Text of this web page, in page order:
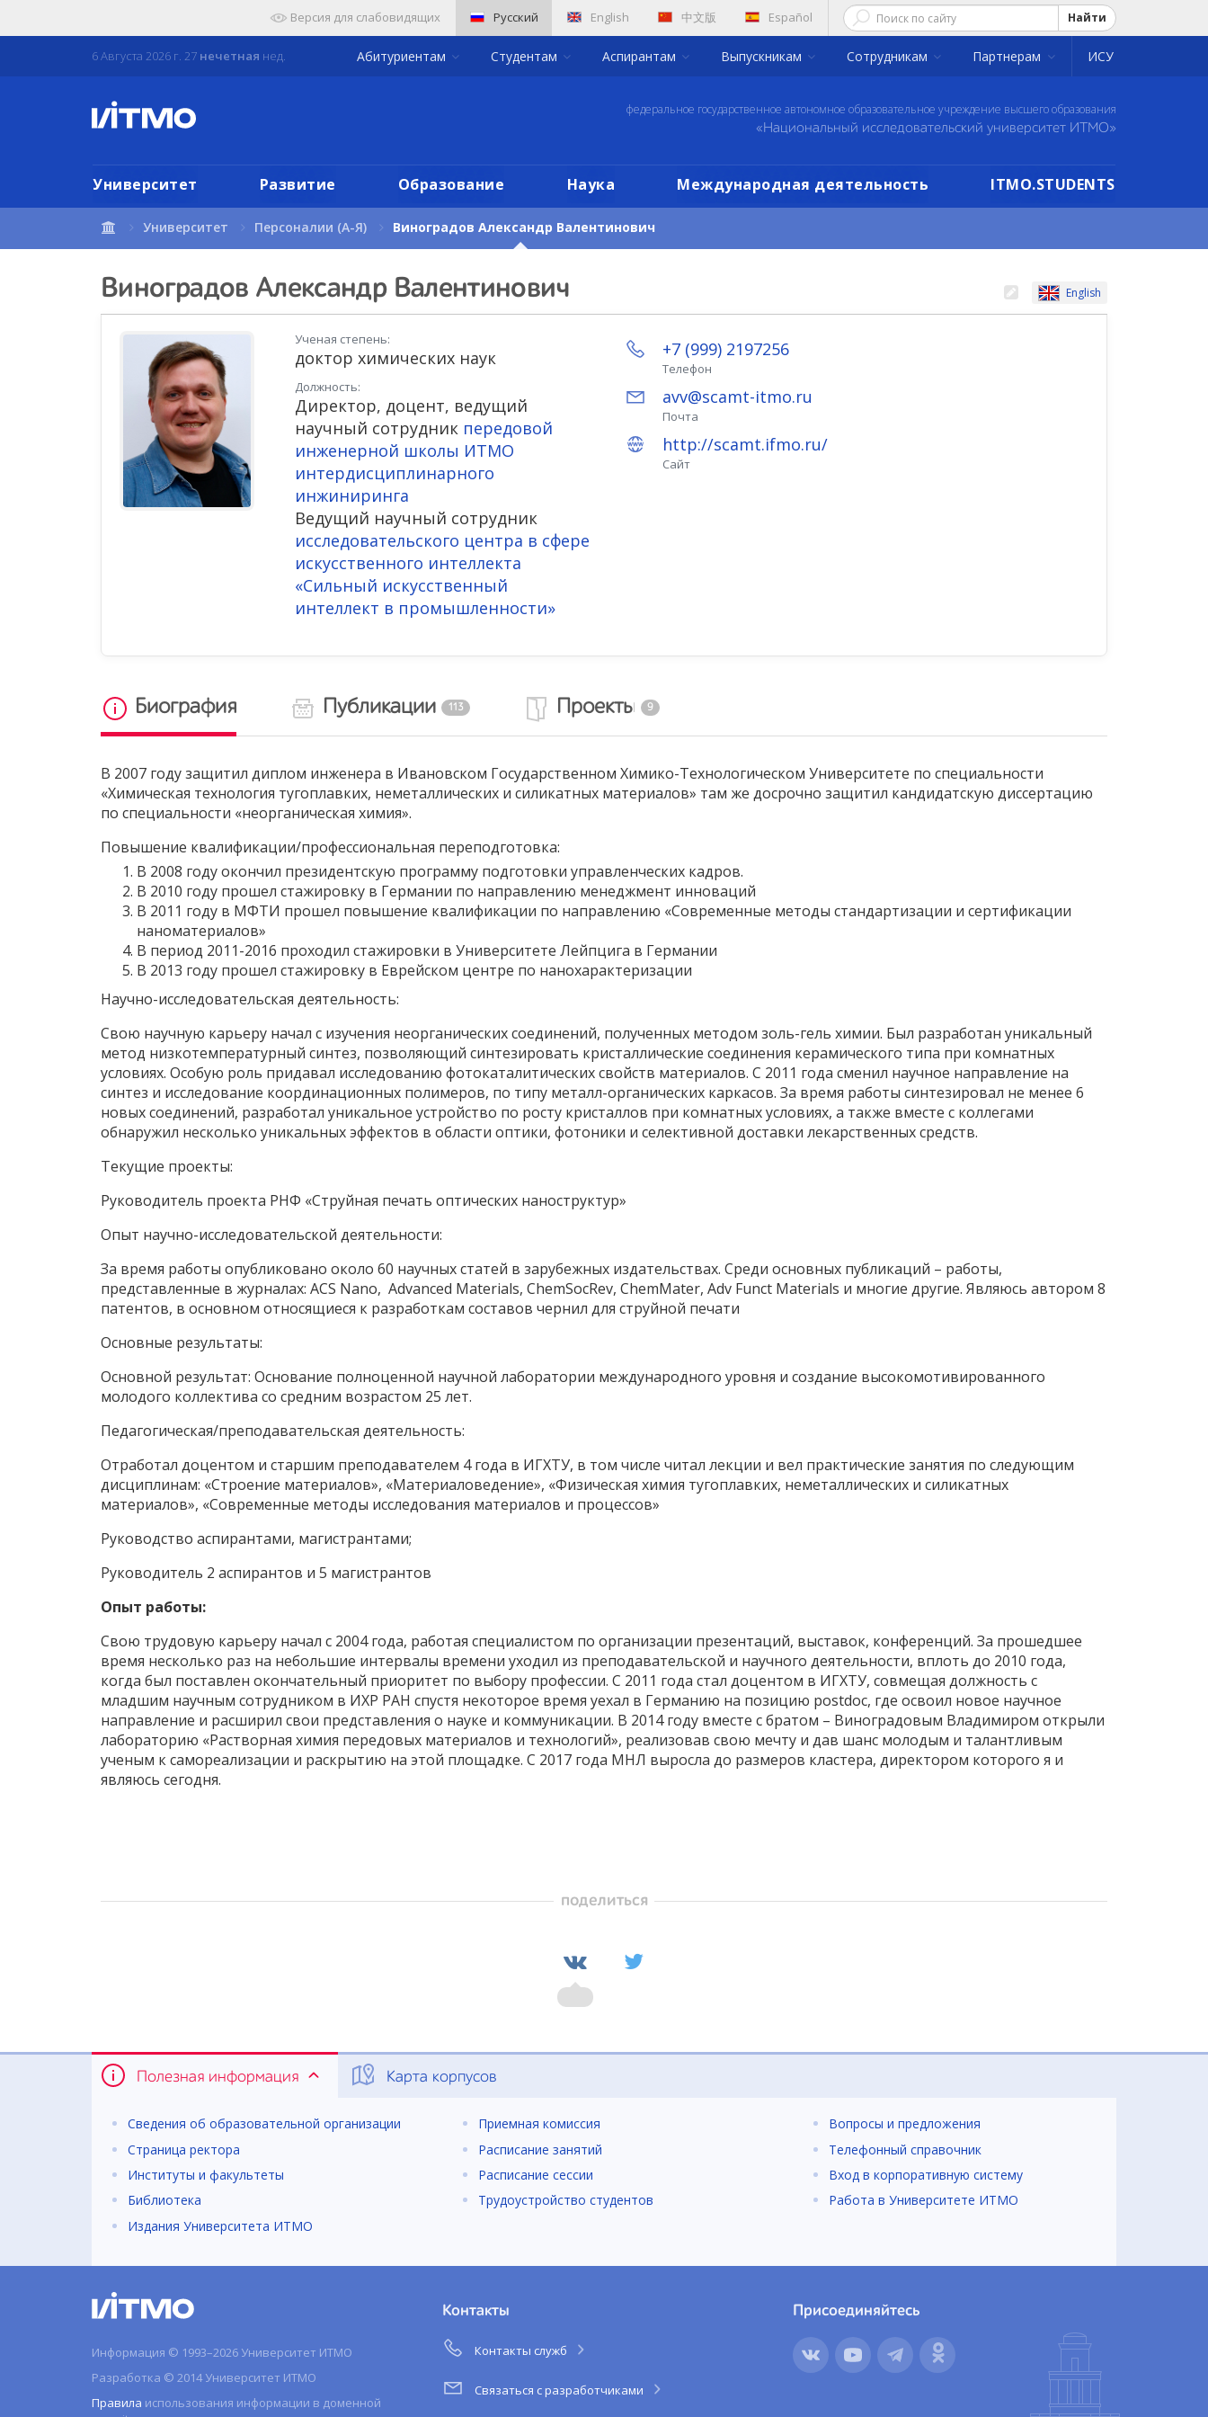
Версия для слабовидящих Русский English 中文版 Español Найти
6 Августа 2026 г. 27 нечетная нед. Абитуриентам Студентам Аспирантам Выпускникам Сотрудникам Партнерам ИСУ
федеральное государственное автономное образовательное учреждение высшего образования
«Национальный исследовательский университет ИТМО»
Университет Развитие Образование Наука Международная деятельность ITMO.STUDENTS
Университет Персоналии (А-Я) Виноградов Александр Валентинович
Виноградов Александр Валентинович English
Ученая степень:
доктор химических наук
Должность:
Директор, доцент, ведущий
научный сотрудник передовой
инженерной школы ИТМО
интердисциплинарного
инжиниринга
Ведущий научный сотрудник
исследовательского центра в сфере
искусственного интеллекта
«Сильный искусственный
интеллект в промышленности»
+7 (999) 2197256
Телефон
avv@scamt-itmo.ru
Почта
http://scamt.ifmo.ru/
Сайт
Биография Публикации 113 Проекты 9
В 2007 году защитил диплом инженера в Ивановском Государственном Химико-Технологическом Университете по специальности
«Химическая технология тугоплавких, неметаллических и силикатных материалов» там же досрочно защитил кандидатскую диссертацию
по специальности «неорганическая химия».
Повышение квалификации/профессиональная переподготовка:
В 2008 году окончил президентскую программу подготовки управленческих кадров.
В 2010 году прошел стажировку в Германии по направлению менеджмент инноваций
В 2011 году в МФТИ прошел повышение квалификации по направлению «Современные методы стандартизации и сертификации
наноматериалов»
В период 2011-2016 проходил стажировки в Университете Лейпцига в Германии
В 2013 году прошел стажировку в Еврейском центре по нанохарактеризации
Научно-исследовательская деятельность:
Свою научную карьеру начал с изучения неорганических соединений, полученных методом золь-гель химии. Был разработан уникальный
метод низкотемпературный синтез, позволяющий синтезировать кристаллические соединения керамического типа при комнатных
условиях. Особую роль придавал исследованию фотокаталитических свойств материалов. С 2011 года сменил научное направление на
синтез и исследование координационных полимеров, по типу металл-органических каркасов. За время работы синтезировал не менее 6
новых соединений, разработал уникальное устройство по росту кристаллов при комнатных условиях, а также вместе с коллегами
обнаружил несколько уникальных эффектов в области оптики, фотоники и селективной доставки лекарственных средств.
Текущие проекты:
Руководитель проекта РНФ «Струйная печать оптических наноструктур»
Опыт научно-исследовательской деятельности:
За время работы опубликовано около 60 научных статей в зарубежных издательствах. Среди основных публикаций – работы,
представленные в журналах: ACS Nano, Advanced Materials, ChemSocRev, ChemMater, Adv Funct Materials и многие другие. Являюсь автором 8
патентов, в основном относящиеся к разработкам составов чернил для струйной печати
Основные результаты:
Основной результат: Основание полноценной научной лаборатории международного уровня и создание высокомотивированного
молодого коллектива со средним возрастом 25 лет.
Педагогическая/преподавательская деятельность:
Отработал доцентом и старшим преподавателем 4 года в ИГХТУ, в том числе читал лекции и вел практические занятия по следующим
дисциплинам: «Строение материалов», «Материаловедение», «Физическая химия тугоплавких, неметаллических и силикатных
материалов», «Современные методы исследования материалов и процессов»
Руководство аспирантами, магистрантами;
Руководитель 2 аспирантов и 5 магистрантов
Опыт работы:
Свою трудовую карьеру начал с 2004 года, работая специалистом по организации презентаций, выставок, конференций. За прошедшее
время несколько раз на небольшие интервалы времени уходил из преподавательской и научного деятельности, вплоть до 2010 года,
когда был поставлен окончательный приоритет по выбору профессии. С 2011 года стал доцентом в ИГХТУ, совмещая должность с
младшим научным сотрудником в ИХР РАН спустя некоторое время уехал в Германию на позицию postdoc, где освоил новое научное
направление и расширил свои представления о науке и коммуникации. В 2014 году вместе с братом – Виноградовым Владимиром открыли
лабораторию «Растворная химия передовых материалов и технологий», реализовав свою мечту и дав шанс молодым и талантливым
ученым к самореализации и раскрытию на этой площадке. С 2017 года МНЛ выросла до размеров кластера, директором которого я и
являюсь сегодня.
поделиться
Полезная информация Карта корпусов
Сведения об образовательной организации
Страница ректора
Институты и факультеты
Библиотека
Издания Университета ИТМО
Приемная комиссия
Расписание занятий
Расписание сессии
Трудоустройство студентов
Вопросы и предложения
Телефонный справочник
Вход в корпоративную систему
Работа в Университете ИТМО
Информация © 1993–2026 Университет ИТМО
Разработка © 2014 Университет ИТМО
Правила использования информации в доменной
Контакты
Контакты служб
Связаться с разработчиками
Присоединяйтесь